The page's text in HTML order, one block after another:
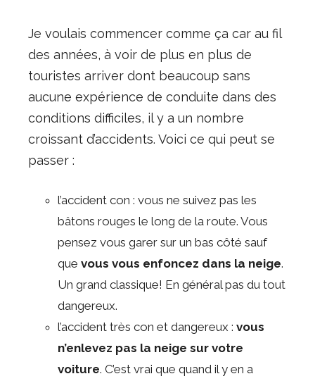
Je voulais commencer comme ça car au fil
des années, à voir de plus en plus de
touristes arriver dont beaucoup sans
aucune expérience de conduite dans des
conditions difficiles, il y a un nombre
croissant d’accidents. Voici ce qui peut se
passer :
l’accident con : vous ne suivez pas les
bâtons rouges le long de la route. Vous
pensez vous garer sur un bas côté sauf
que vous vous enfoncez dans la neige.
Un grand classique! En général pas du tout
dangereux.
l’accident très con et dangereux : vous
n’enlevez pas la neige sur votre
voiture. C’est vrai que quand il y en a